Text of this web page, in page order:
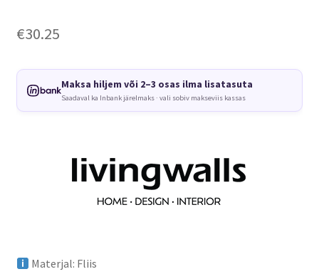
€30.25
Maksa hiljem või 2–3 osas ilma lisatasuta
Saadaval ka Inbank järelmaks · vali sobiv makseviis kassas
Materjal: Fliis